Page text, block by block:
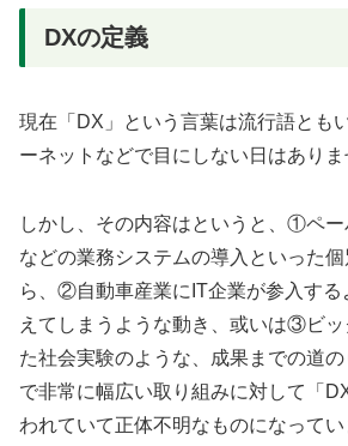
DXの定義
現在「DX」という言葉は流行語とも
ーネットなどで目にしない日はありま
しかし、その内容はというと、①ペ
などの業務システムの導入といった
ら、②自動車産業にIT企業が参入する
えてしまうような動き、或いは③ビ
た社会実験のような、成果までの道
で非常に幅広い取り組みに対して「
われていて正体不明なものになってい